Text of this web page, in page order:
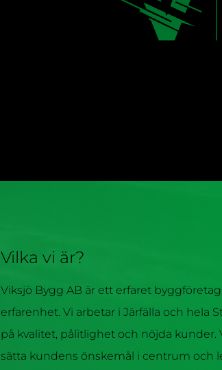
Vilka vi är?
Viksjö Bygg AB är ett erfaret byggföretag
erfarenhet. Vi arbetar i Järfälla och hela
på kvalitet, pålitlighet och nöjda kunder.
sätta kundens önskemål i centrum och